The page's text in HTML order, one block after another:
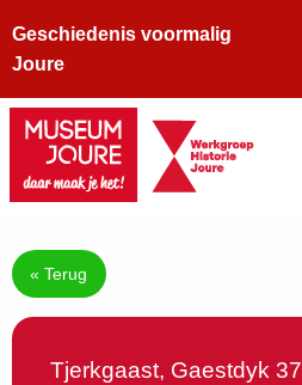
Geschiedenis voormalig
Joure
« Terug
Tjerkgaast, Gaestdyk 37